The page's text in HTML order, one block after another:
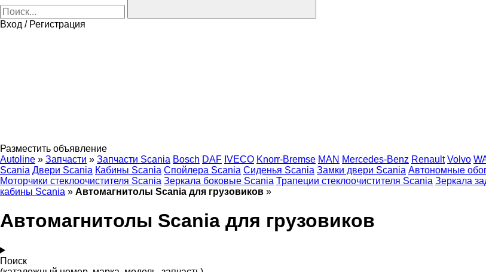
Вход / Регистрация
Разместить объявление
Autoline » Запчасти » Запчасти Scania Bosch DAF IVECO Knorr-Bremse MAN Mercedes-Benz Renault Volvo
Scania Двери Scania Кабины Scania Спойлера Scania Сиденья Scania Замки двери Scania Автономные
Моторчики стеклоочистителя Scania Зеркала боковые Scania Трапеции стеклоочистителя Scania Зеркала
кабины Scania » Автомагнитолы Scania для грузовиков »
Автомагнитолы Scania для грузовиков
Поиск